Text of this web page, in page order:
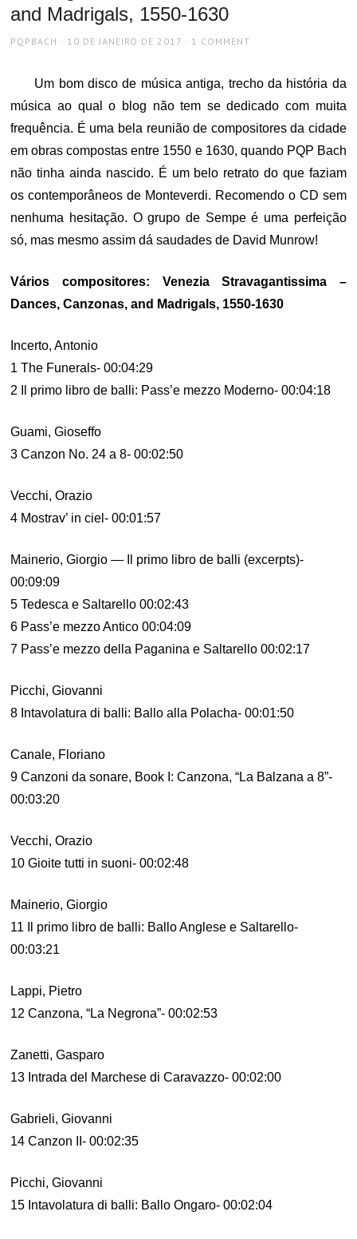
and Madrigals, 1550-1630
AUTHOR
PQPBACH
POSTED
10 DE JANEIRO DE 2017 1 COMMENT
Um bom disco de música antiga, trecho da história da
música ao qual o blog não tem se dedicado com muita
frequência. É uma bela reunião de compositores da cidade
em obras compostas entre 1550 e 1630, quando PQP Bach
não tinha ainda nascido. É um belo retrato do que faziam
os contemporâneos de Monteverdi. Recomendo o CD sem
nenhuma hesitação. O grupo de Sempe é uma perfeição
só, mas mesmo assim dá saudades de David Munrow!
Vários compositores: Venezia Stravagantissima –
Dances, Canzonas, and Madrigals, 1550-1630
Incerto, Antonio
1 The Funerals- 00:04:29
2 Il primo libro de balli: Pass’e mezzo Moderno- 00:04:18
Guami, Gioseffo
3 Canzon No. 24 a 8- 00:02:50
Vecchi, Orazio
4 Mostrav’ in ciel- 00:01:57
Mainerio, Giorgio — Il primo libro de balli (excerpts)-
00:09:09
5 Tedesca e Saltarello 00:02:43
6 Pass’e mezzo Antico 00:04:09
7 Pass’e mezzo della Paganina e Saltarello 00:02:17
Picchi, Giovanni
8 Intavolatura di balli: Ballo alla Polacha- 00:01:50
Canale, Floriano
9 Canzoni da sonare, Book I: Canzona, “La Balzana a 8”-
00:03:20
Vecchi, Orazio
10 Gioite tutti in suoni- 00:02:48
Mainerio, Giorgio
11 Il primo libro de balli: Ballo Anglese e Saltarello-
00:03:21
Lappi, Pietro
12 Canzona, “La Negrona”- 00:02:53
Zanetti, Gasparo
13 Intrada del Marchese di Caravazzo- 00:02:00
Gabrieli, Giovanni
14 Canzon II- 00:02:35
Picchi, Giovanni
15 Intavolatura di balli: Ballo Ongaro- 00:02:04